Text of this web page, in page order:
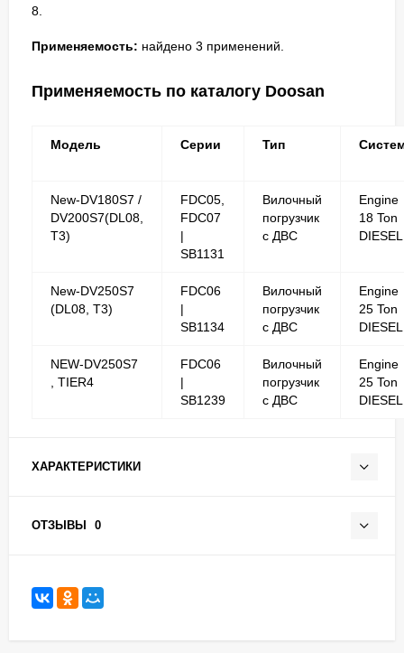
8.
Применяемость: найдено 3 применений.
Применяемость по каталогу Doosan
Модель Серии Тип
New-DV180S7 /
DV200S7(DL08,
T3)
FDC05,
FDC07
|
SB1131
Вилочный
погрузчик
с ДВС
Engine
18 Ton
DIESEL
New-DV250S7
(DL08, T3)
FDC06
|
SB1134
Вилочный
погрузчик
с ДВС
Engine
25 Ton
DIESEL
NEW-DV250S7
, TIER4
FDC06
|
SB1239
Вилочный
погрузчик
с ДВС
Engine
25 Ton
DIESEL
ХАРАКТЕРИСТИКИ
ОТЗЫВЫ 0